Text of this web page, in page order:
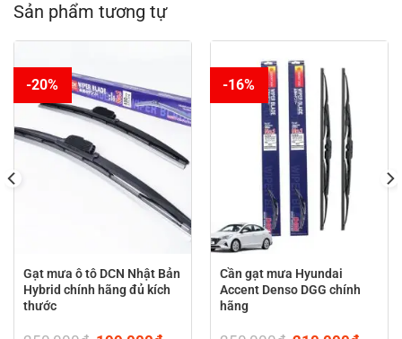
đề nghị gạt lớp nước bên trên Thị Trường.
Sản phẩm tương tự
-20%
Gạt mưa ô tô DCN Nhật Bản
Hybrid chính hãng đủ kích
thước
-16%
Cần gạt mưa Hyundai
Accent Denso DGG chính
hãng